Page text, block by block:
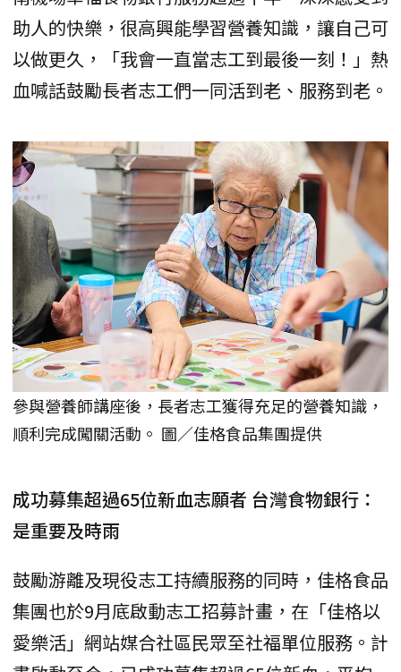
助人的快樂，很高興能學習營養知識，讓自己可
以做更久，「我會一直當志工到最後一刻！」熱
血喊話鼓勵長者志工們一同活到老、服務到老。
參與營養師講座後，長者志工獲得充足的營養知識，
順利完成闖關活動。 圖／佳格食品集團提供
成功募集超過65位新血志願者 台灣食物銀行：
是重要及時雨
鼓勵游離及現役志工持續服務的同時，佳格食品
集團也於9月底啟動志工招募計畫，在「佳格以
愛樂活」網站媒合社區民眾至社福單位服務。計